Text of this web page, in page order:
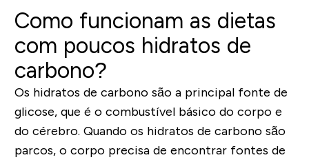
Como funcionam as dietas
com poucos hidratos de
carbono?
Os hidratos de carbono são a principal fonte de
glicose, que é o combustível básico do corpo e
do cérebro. Quando os hidratos de carbono são
parcos, o corpo precisa de encontrar fontes de